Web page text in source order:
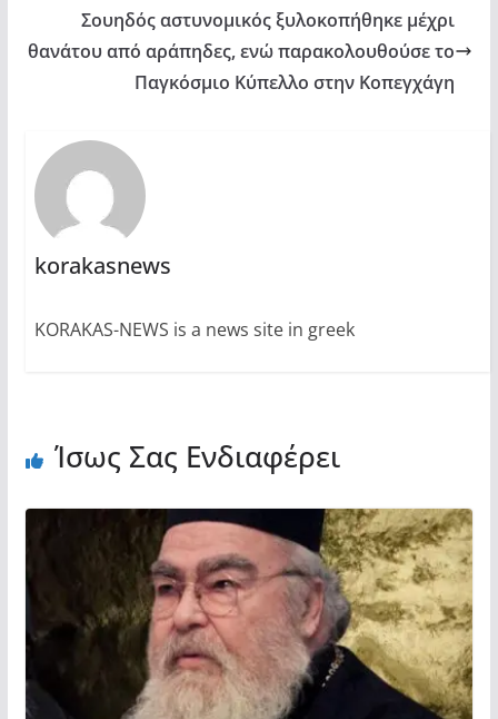
Σουηδός αστυνομικός ξυλοκοπήθηκε μέχρι
θανάτου από αράπηδες, ενώ παρακολουθούσε το
Παγκόσμιο Κύπελλο στην Κοπεγχάγη
korakasnews
KORAKAS-NEWS is a news site in greek
Ίσως Σας Ενδιαφέρει